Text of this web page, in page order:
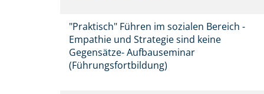
"Praktisch" Führen im sozialen Bereich -
Empathie und Strategie sind keine
Gegensätze- Aufbauseminar
(Führungsfortbildung)